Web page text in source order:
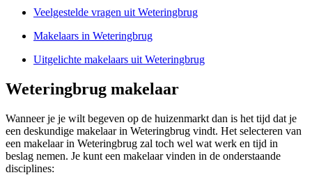
Veelgestelde vragen uit Weteringbrug
Makelaars in Weteringbrug
Uitgelichte makelaars uit Weteringbrug
Weteringbrug makelaar
Wanneer je je wilt begeven op de huizenmarkt dan is het tijd dat je
een deskundige makelaar in Weteringbrug vindt. Het selecteren van
een makelaar in Weteringbrug zal toch wel wat werk en tijd in
beslag nemen. Je kunt een makelaar vinden in de onderstaande
disciplines: